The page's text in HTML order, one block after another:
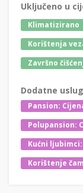
Uključeno u
Klimatizirano
Korištenja
Završno
Dodatne
Pansion:
Polupansion:
Kućni
Korištenje